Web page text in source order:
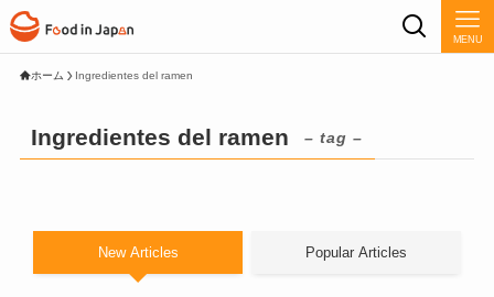
MENU
ホーム Ingredientes del ramen
Ingredientes del ramen – tag –
New Articles Popular Articles